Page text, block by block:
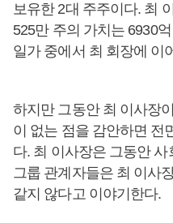
보유한 2대 주주이다. 최
525만 주의 가치는 6930
일가 중에서 최 회장에 이
하지만 그동안 최 이사장
이 없는 점을 감안하면 전
다. 최 이사장은 그동안
그룹 관계자들은 최 이사
같지 않다고 이야기한다.